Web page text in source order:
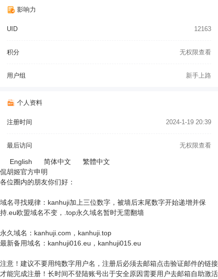
影响力
UID 12163
积分 无权限查看
用户组 新手上路
个人资料
注册时间 2024-1-19 20:39
最后访问 无权限查看
English 简体中文
繁體中文
侃胡姬官方申明
各位圈内的朋友你们好：
域名寻找规律：kanhuji加上三位数字，被墙后末尾数字开始递增并保
持.eu欧盟域名不变，.top永久域名暂时无需翻墙
永久域名：kanhuji.com，kanhuji.top
最新备用域名：kanhuji016.eu，kanhuji015.eu
注意！建议不要用纯数字用户名，注册后必须去邮箱点击验证邮件的链接
才能完成注册！长时间不登陆账号出于安全原因需要用户去邮箱自助激活